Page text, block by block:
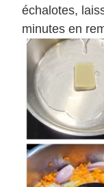
échalotes,
minutes en